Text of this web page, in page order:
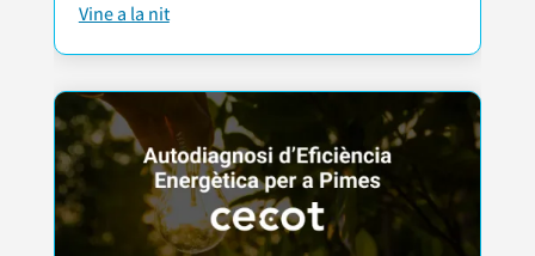
Vine a la nit